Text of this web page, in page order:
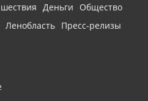
Деньги
Общество
Ленобласть Пресс-релизы